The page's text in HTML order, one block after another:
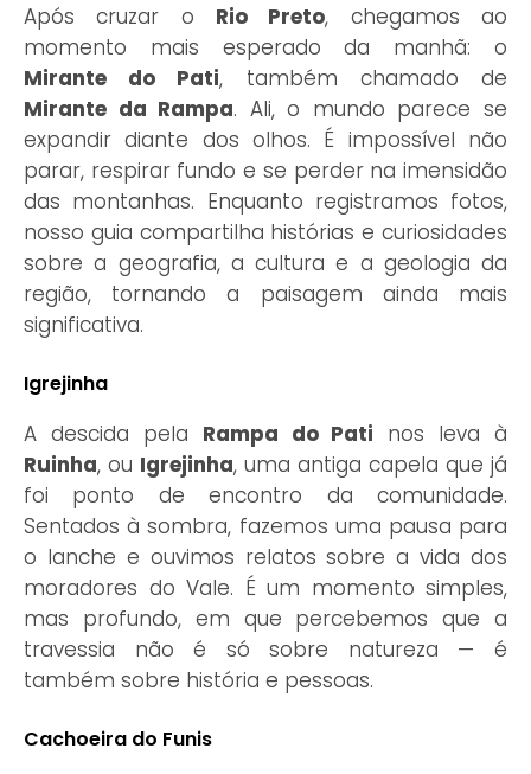
Após cruzar o Rio Preto, chegamos ao
momento mais esperado da manhã: o
Mirante do Pati, também chamado de
Mirante da Rampa. Ali, o mundo parece se
expandir diante dos olhos. É impossível não
parar, respirar fundo e se perder na imensidão
das montanhas. Enquanto registramos fotos,
nosso guia compartilha histórias e curiosidades
sobre a geografia, a cultura e a geologia da
região, tornando a paisagem ainda mais
significativa.
Igrejinha
A descida pela Rampa do Pati nos leva à
Ruinha, ou Igrejinha, uma antiga capela que já
foi ponto de encontro da comunidade.
Sentados à sombra, fazemos uma pausa para
o lanche e ouvimos relatos sobre a vida dos
moradores do Vale. É um momento simples,
mas profundo, em que percebemos que a
travessia não é só sobre natureza — é
também sobre história e pessoas.
Cachoeira do Funis